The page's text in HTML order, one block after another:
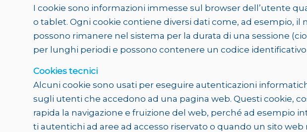
I cookie sono informazioni immesse sul browser dell’utente
o tablet. Ogni cookie contiene diversi dati come, ad esempio,
possono rimanere nel sistema per la durata di una sessione
per lunghi periodi e possono contenere un codice
Cookies tecnici
Alcuni cookie sono usati per eseguire autenticazioni
sugli utenti che accedono ad una pagina web. Questi cookie,
rapida la navigazione e fruizione del web, perché ad esempio
ti autentichi ad aree ad accesso riservato o quando un sito